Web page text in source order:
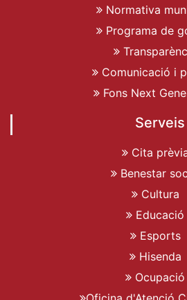
Normativa
Programa de
Comunicació i
Fons Next
Serveis
Cita
Benestar
Cultura
Educació
Esports
Hisenda
Ocupació